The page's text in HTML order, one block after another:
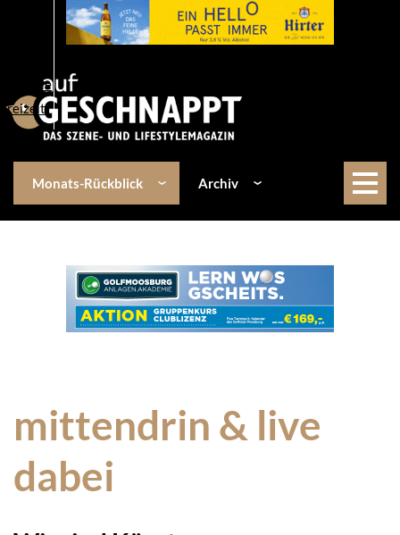
Lifestyle
Freizeit
Monats-Rückblick Archiv
mittendrin & live
dabei